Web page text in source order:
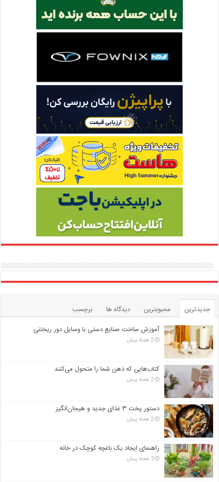
جدیدترین محبوبترین دیدگاه ها
برچسب
آموزش ساخت صنایع دستی با وسایل دور ریختنی
2 هفته پیش
کتاب‌هایی که ذهن شما را متحول می‌کنند
2 هفته پیش
دستور پخت ۳ غذای جدید و هیجان‌انگیز
2 هفته پیش
راهنمای ایجاد یک باغچه کوچک در خانه
3 هفته پیش